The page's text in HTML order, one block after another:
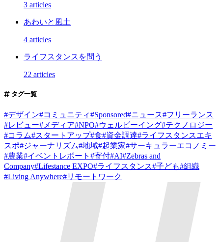
3 articles
あわいと風土
4 articles
ライフスタンスを問う
22 articles
タグ一覧
#デザイン#コミュニティ#Sponsored#ニュース#フリーランス
#レビュー# メディア#NPO#ウェルビーイング#テクノロジー
#コラム#スタートアップ#食#資金調達#ライフスタンスエキ
スポ#ジャーナリズム#地域#起業家#サーキュラーエコノミー
#農業#イベントレポート #寄付#AI#Zebras and
Company#Lifestance EXPO#ライフスタンス#子ども#組織
#Living Anywhere#リモートワーク